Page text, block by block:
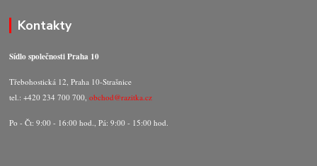
Kontakty
Sídlo společnosti Praha 10
Třebohostická 12, Praha 10-Strašnice
tel.: +420 234 700 700,obchod@razitka.cz
Po - Čt: 9:00 - 16:00 hod., Pá: 9:00 - 15:00 hod.